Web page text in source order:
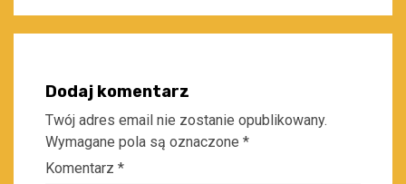
Dodaj komentarz
Twój adres email nie zostanie opublikowany.
Wymagane pola są oznaczone *
Komentarz *